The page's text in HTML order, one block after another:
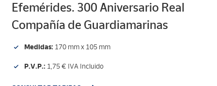
Efemérides. 300 Aniversario Real
Compañía de Guardiamarinas
Medidas: 170 mm x 105 mm
P.V.P.: 1,75 € IVA Incluido